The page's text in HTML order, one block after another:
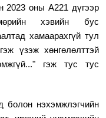
2023 оны А221 дүгээр
хэвийн бус
хамаарахгүй тул
үзэж хөнгөлөлттэй
..." гэж тус тус
болон нэхэмжлэгчийн